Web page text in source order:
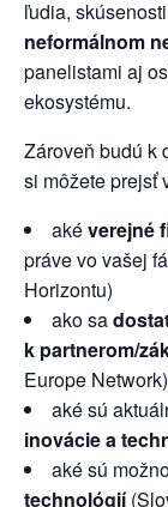
ľudia,
neformálnom
panelistami aj
ekosystému.
Zároveň budú k
si môžete prejsť
akéverejné
práve vo vašej
Horizontu)
ako sa
k partnerom/
Europe Network)
aké sú
inovácie a
aké sú
technológií